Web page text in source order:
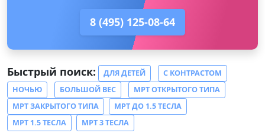
8 (495) 125-08-64
Быстрый поиск: ДЛЯ ДЕТЕЙ
С КОНТРАСТОМ
НОЧЬЮ
БОЛЬШОЙ ВЕС
МРТ ОТКРЫТОГО ТИПА
МРТ ЗАКРЫТОГО ТИПА
МРТ ДО 1.5 ТЕСЛА
МРТ 1.5 ТЕСЛА
МРТ 3 ТЕСЛА